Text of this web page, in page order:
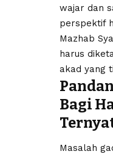
wajar dan
perspektif
Mazhab
harus
akad yang
Bagi
Masalah